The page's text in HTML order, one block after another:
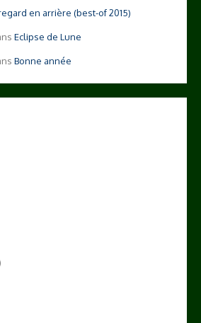
en arrière (best-of 2015)
Eclipse de Lune
Bonne année